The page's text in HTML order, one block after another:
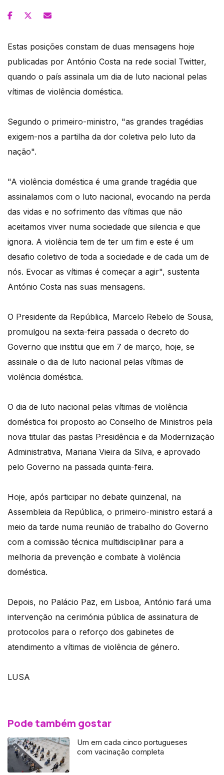
Estas posições constam de duas mensagens hoje
publicadas por António Costa na rede social Twitter,
quando o país assinala um dia de luto nacional pelas
vítimas de violência doméstica.
Segundo o primeiro-ministro, "as grandes tragédias
exigem-nos a partilha da dor coletiva pelo luto da
nação".
"A violência doméstica é uma grande tragédia que
assinalamos com o luto nacional, evocando na perda
das vidas e no sofrimento das vítimas que não
aceitamos viver numa sociedade que silencia e que
ignora. A violência tem de ter um fim e este é um
desafio coletivo de toda a sociedade e de cada um de
nós. Evocar as vítimas é começar a agir", sustenta
António Costa nas suas mensagens.
O Presidente da República, Marcelo Rebelo de Sousa,
promulgou na sexta-feira passada o decreto do
Governo que institui que em 7 de março, hoje, se
assinale o dia de luto nacional pelas vítimas de
violência doméstica.
O dia de luto nacional pelas vítimas de violência
doméstica foi proposto ao Conselho de Ministros pela
nova titular das pastas Presidência e da Modernização
Administrativa, Mariana Vieira da Silva, e aprovado
pelo Governo na passada quinta-feira.
Hoje, após participar no debate quinzenal, na
Assembleia da República, o primeiro-ministro estará a
meio da tarde numa reunião de trabalho do Governo
com a comissão técnica multidisciplinar para a
melhoria da prevenção e combate à violência
doméstica.
Depois, no Palácio Paz, em Lisboa, António fará uma
intervenção na cerimónia pública de assinatura de
protocolos para o reforço dos gabinetes de
atendimento a vítimas de violência de género.
LUSA
Pode também gostar
Um em cada cinco portugueses
com vacinação completa